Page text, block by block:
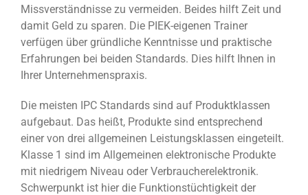
Missverständnisse zu vermeiden. Beides hilft Zeit und
damit Geld zu sparen. Die PIEK-eigenen Trainer
verfügen über gründliche Kenntnisse und praktische
Erfahrungen bei beiden Standards. Dies hilft Ihnen in
Ihrer Unternehmenspraxis.
Die meisten IPC Standards sind auf Produktklassen
aufgebaut. Das heißt, Produkte sind entsprechend
einer von drei allgemeinen Leistungsklassen eingeteilt.
Klasse 1 sind im Allgemeinen elektronische Produkte
mit niedrigem Niveau oder Verbraucherelektronik.
Schwerpunkt ist hier die Funktionstüchtigkeit der